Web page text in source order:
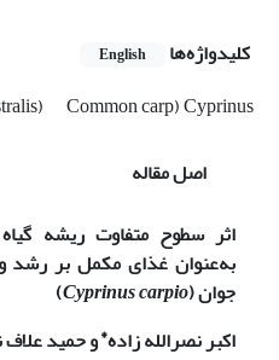
کلیدواژه‌ها
English
Common carp) Cyprinus
اصل مقاله
اثر سطوح متفاوت ریشه
به‌عنوان غذای مکمل بر رشد
جوان(
Cyprinus carpio
)
اکبر نصرالله­ زاده*و حمید علاف